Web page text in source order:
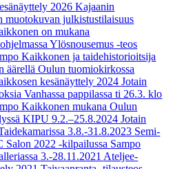
2026Kajaanin
muotokuvan julkistustilaisuus
on mukana
Ylösnousemus -teos
Kaikkonen ja taidehistorioitsija
äärellä Oulun tuomiokirkossa
kesänäyttely 2024Jotain
Vanhassa pappilassa ti 26.3. klo
Kaikkonen mukana Oulun
KIPU 9.2.–25.8.2024Jotain
3.8.-31.8.2023 Semi-
Salon 2022 -kilpailussa Sampo
3.-28.11.2021 Ateljee-